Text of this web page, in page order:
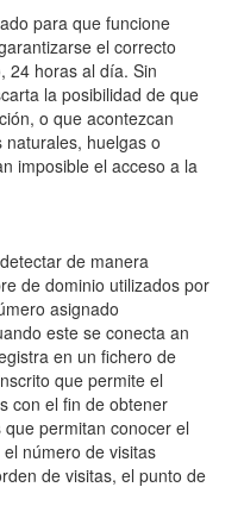
para que funcione
el correcto
24 horas al día. Sin
la posibilidad de que
o que acontezcan
huelgas o
imposible el acceso a la
de manera
de dominio utilizados por
asignado
este se conecta an
en un fichero de
que permite el
con el fin de obtener
permitan conocer el
número de visitas
de visitas, el punto de